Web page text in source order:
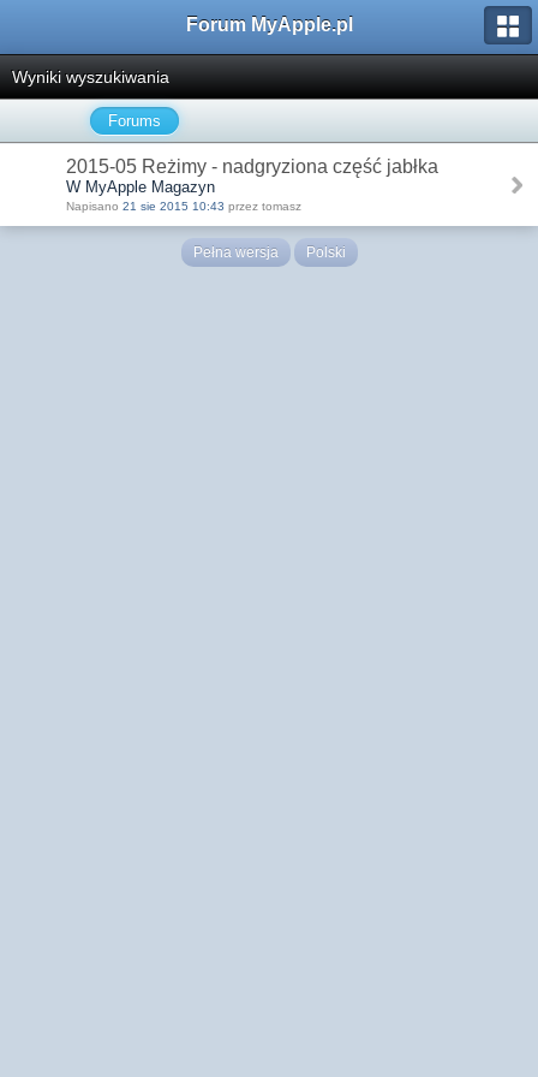
Forum MyApple.pl
Wyniki wyszukiwania
Forums
2015-05 Reżimy - nadgryziona część jabłka
W MyApple Magazyn
Napisano 21 sie 2015 10:43 przez tomasz
Pełna wersja Polski